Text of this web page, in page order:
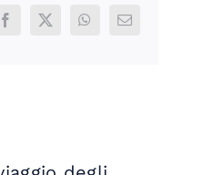
Facebook
X WhatsApp
Email